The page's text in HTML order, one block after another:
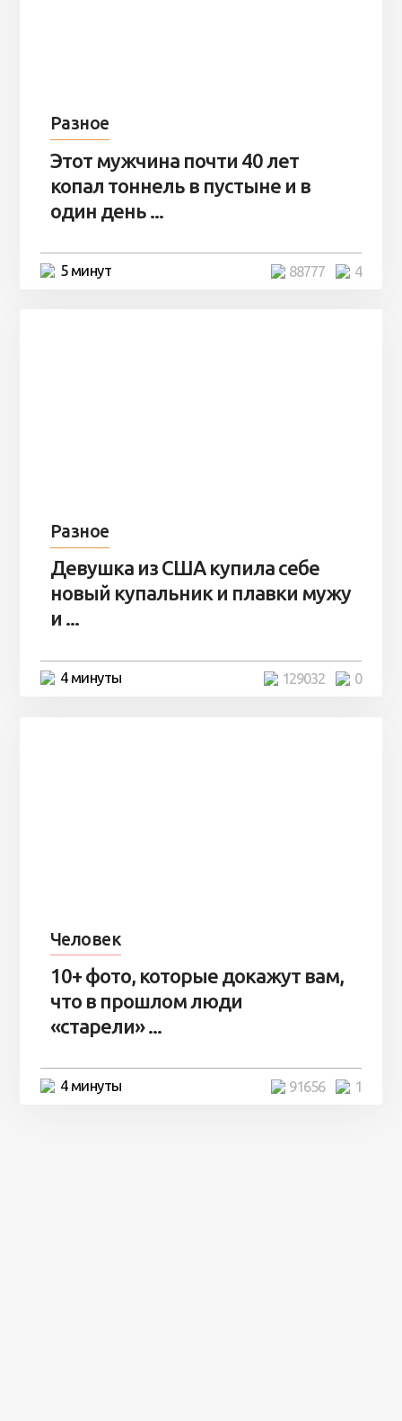
Разное
Этот мужчина почти 40 лет
копал тоннель в пустыне и в
один день ...
5 минут 4
88777
Разное
Девушка из США купила себе
новый купальник и плавки мужу
и ...
4 минуты 0
129032
Человек
10+ фото, которые докажут вам,
что в прошлом люди
«старели» ...
4 минуты 1
91656